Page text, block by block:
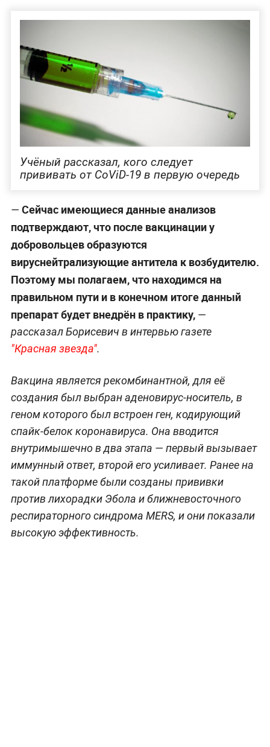
Учёный рассказал, кого следует
прививать от CoViD-19 в первую очередь
— Сейчас имеющиеся данные анализов
подтверждают, что после вакцинации у
добровольцев образуются
вируснейтрализующие антитела к возбудителю.
Поэтому мы полагаем, что находимся на
правильном пути и в конечном итоге данный
препарат будет внедрён в практику, —
рассказал Борисевич в интервью газете
"Красная звезда".
Вакцина является рекомбинантной, для её
создания был выбран аденовирус-носитель, в
геном которого был встроен ген, кодирующий
спайк-белок коронавируса. Она вводится
внутримышечно в два этапа — первый вызывает
иммунный ответ, второй его усиливает. Ранее на
такой платформе были созданы прививки
против лихорадки Эбола и ближневосточного
респираторного синдрома MERS, и они показали
высокую эффективность.